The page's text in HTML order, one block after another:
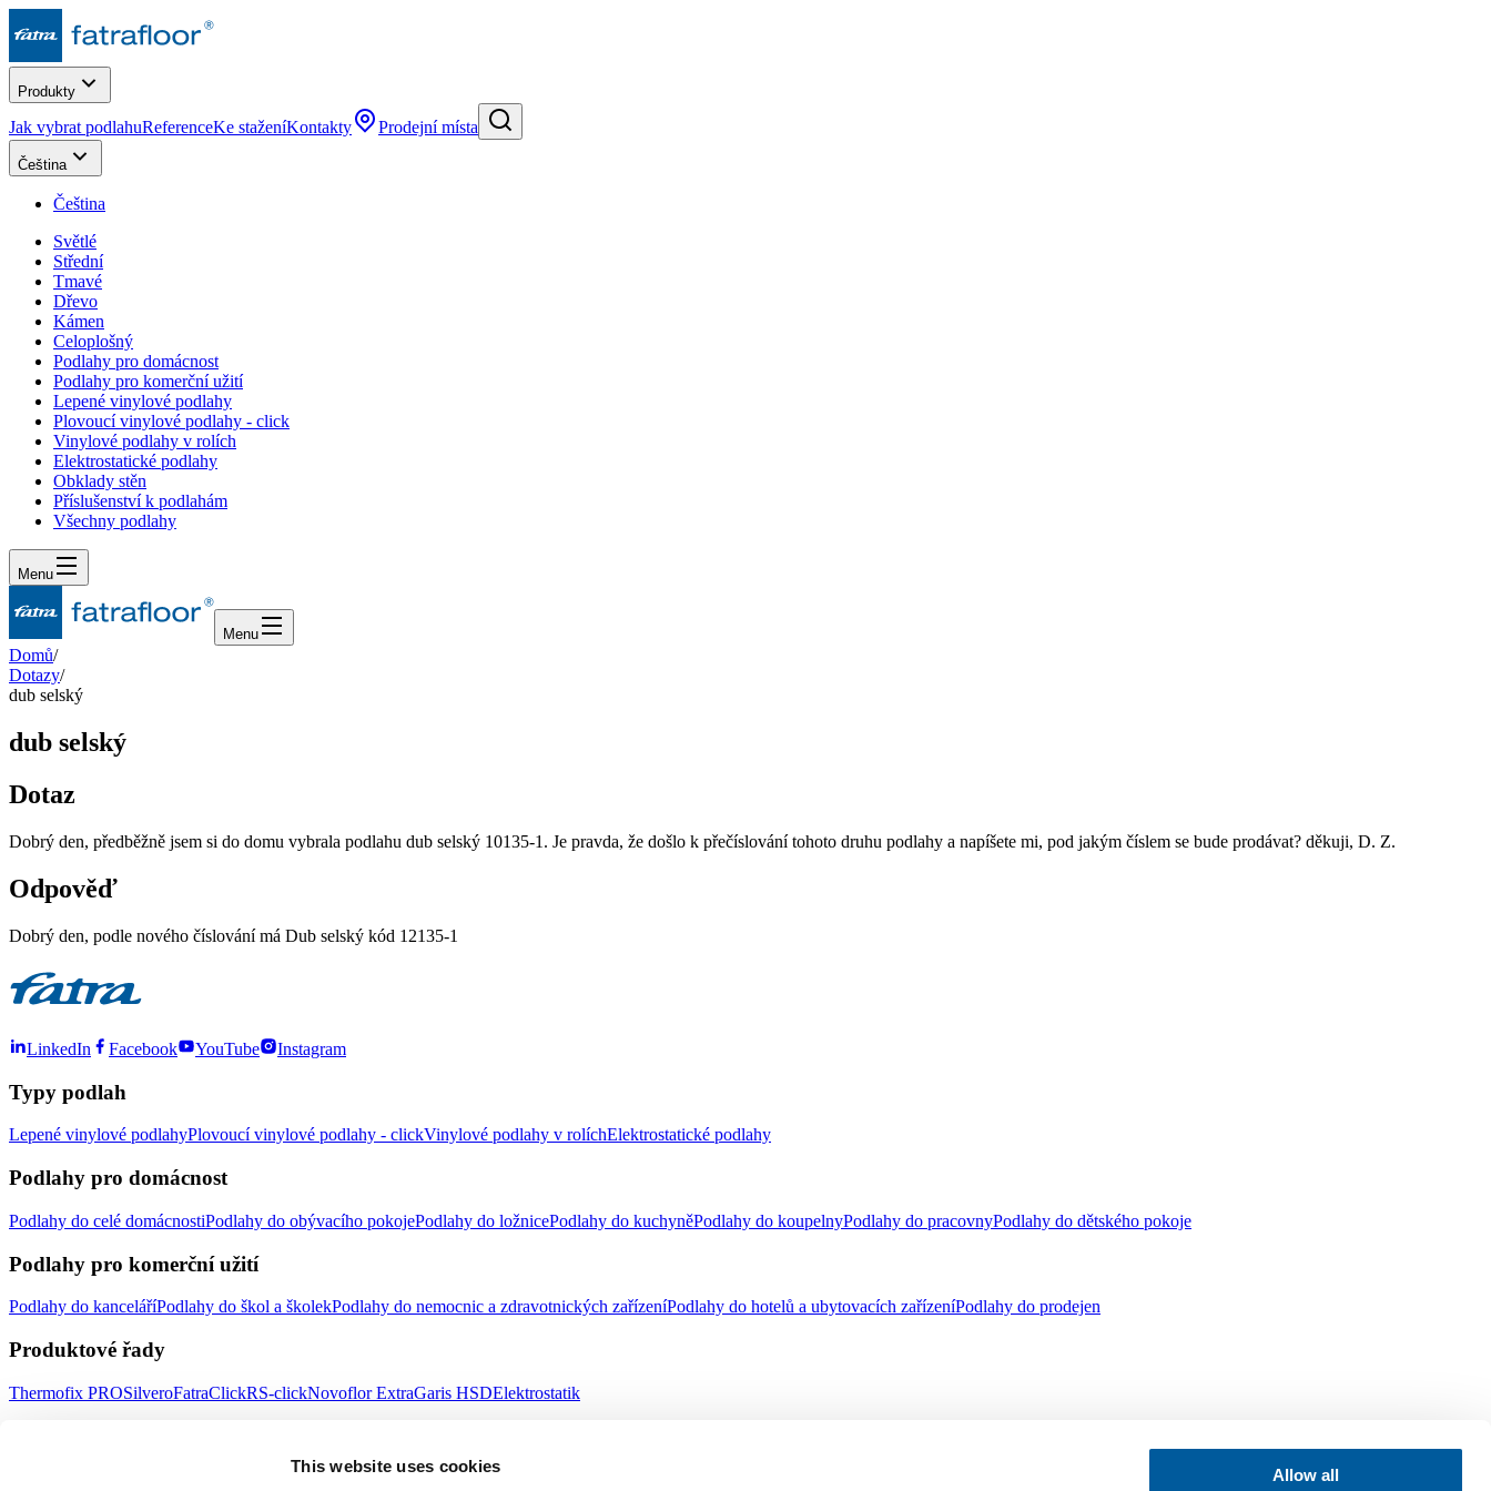
This website uses cookies Allow all
Produkty
Jak vybrat podlahuReferenceKe staženíKontakty Prodejní místa
Čeština
Čeština
Světlé
Střední
Tmavé
Dřevo
Kámen
Celoplošný
Podlahy pro domácnost
Podlahy pro komerční užití
Lepené vinylové podlahy
Plovoucí vinylové podlahy - click
Vinylové podlahy v rolích
Elektrostatické podlahy
Obklady stěn
Příslušenství k podlahám
Všechny podlahy
Menu
Menu
Domů/
Dotazy/
dub selský
dub selský
Dotaz
Dobrý den, předběžně jsem si do domu vybrala podlahu dub selský 10135-1. Je pravda, že došlo k přečíslování tohoto druhu podlahy a napíšete mi, pod jakým číslem se bude prodávat? děkuji, D. Z.
Odpověď
Dobrý den, podle nového číslování má Dub selský kód 12135-1
LinkedIn Facebook YouTube Instagram
Typy podlah
Lepené vinylové podlahyPlovoucí vinylové podlahy - clickVinylové podlahy v rolíchElektrostatické podlahy
Podlahy pro domácnost
Podlahy do celé domácnostiPodlahy do obývacího pokojePodlahy do ložnicePodlahy do kuchyněPodlahy do koupelnyPodlahy do pracovnyPodlahy do dětského pokoje
Podlahy pro komerční užití
Podlahy do kanceláříPodlahy do škol a školekPodlahy do nemocnic a zdravotnických zařízeníPodlahy do hotelů a ubytovacích zařízeníPodlahy do prodejen
Produktové řady
Thermofix PROSilveroFatraClickRS-clickNovoflor ExtraGaris HSDElektrostatik
Novinky FatrafloorPoradna Udržitelnost